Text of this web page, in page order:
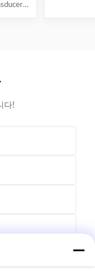
placed
다!